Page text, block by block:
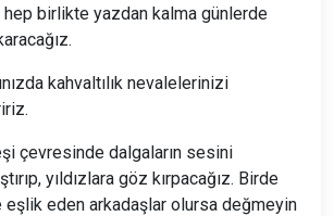
hep birlikte yazdan kalma günlerde
kahvaltılık nevalelerinizi
çevresinde dalgaların sesini
yıldızlara göz kırpacağız. Birde
eşlik eden arkadaşlar olursa değmeyin